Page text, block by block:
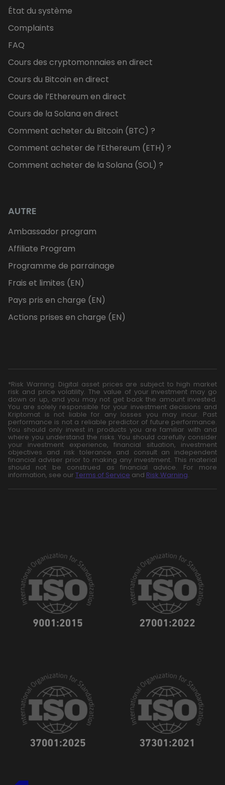
État du système
Complaints
FAQ
Cours des cryptomonnaies en direct
Cours du Bitcoin en direct
Cours de l’Ethereum en direct
Cours de la Solana en direct
Comment acheter du Bitcoin (BTC) ?
Comment acheter de l’Ethereum (ETH) ?
Comment acheter de la Solana (SOL) ?
AUTRE
Ambassador program
Affiliate Program
Programme de parrainage
Frais et limites (EN)
Pays pris en charge (EN)
Actions prises en charge (EN)
*Risk Warning: Digital asset prices are subject to high market
risk and price volatility. The value of your investment may go
down or up, and you may not get back the amount invested.
You are solely responsible for your investment decisions and
Kriptomat is not liable for any losses you may incur. Past
performance is not a reliable predictor of future performance.
You should only invest in products you are familiar with and
where you understand the risks. You should carefully consider
your investment experience, financial situation, investment
objectives and risk tolerance and consult an independent
financial adviser prior to making any investment. This material
should not be construed as financial advice. For more
information, see our Terms of Service and Risk Warning.